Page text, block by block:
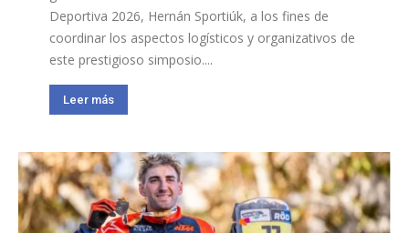
Deportiva 2026, Hernán Sportiúk, a los fines de
coordinar los aspectos logísticos y organizativos de
este prestigioso simposio....
Leer más